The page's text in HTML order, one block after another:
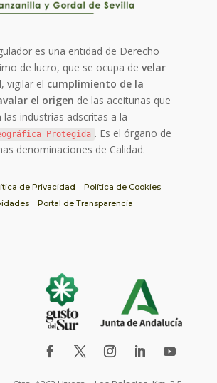
es una entidad de Derecho
de lucro, que se ocupa develar
, vigilar el cumplimiento de la
el origen de las aceitunas que
las industrias adscritas a la
Protegida . Es el órgano de
denominaciones de Calidad.
de Privacidad
Política de Cookies
Portal de Transparencia